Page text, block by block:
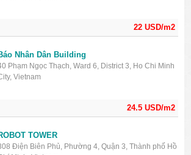
22 USD/m2
24.5 USD/m2
Nhân Dân Building
Phạm Ngọc Thạch, Ward 6, District 3, Ho Chi Minh
Vietnam
TOWER
Điện Biên Phủ, Phường 4, Quận 3, Thành phố Hồ